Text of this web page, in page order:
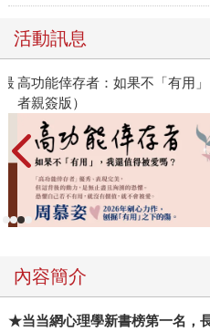
活動訊息
量作 2026年8月金石堂強力推薦
內容簡介
★当当網心理學新書榜第一名，